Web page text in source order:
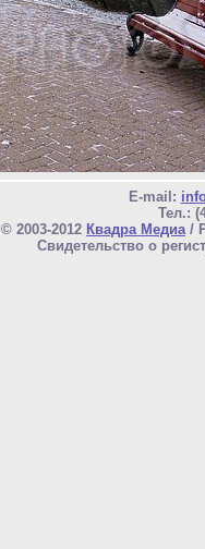
E-mail:
Тел.:
© 2003-2012 Квадра Медиа/
Свидетельство о